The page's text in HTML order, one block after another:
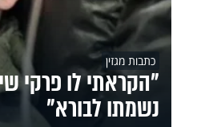
כתבות מגזין
"הקראתי לו פרקי
נשמתו לבורא"